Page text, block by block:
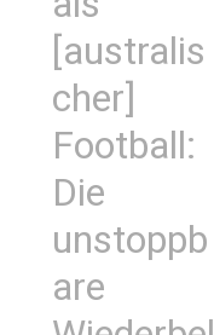
[australis
cher]
Football:
Die
unstoppb
are